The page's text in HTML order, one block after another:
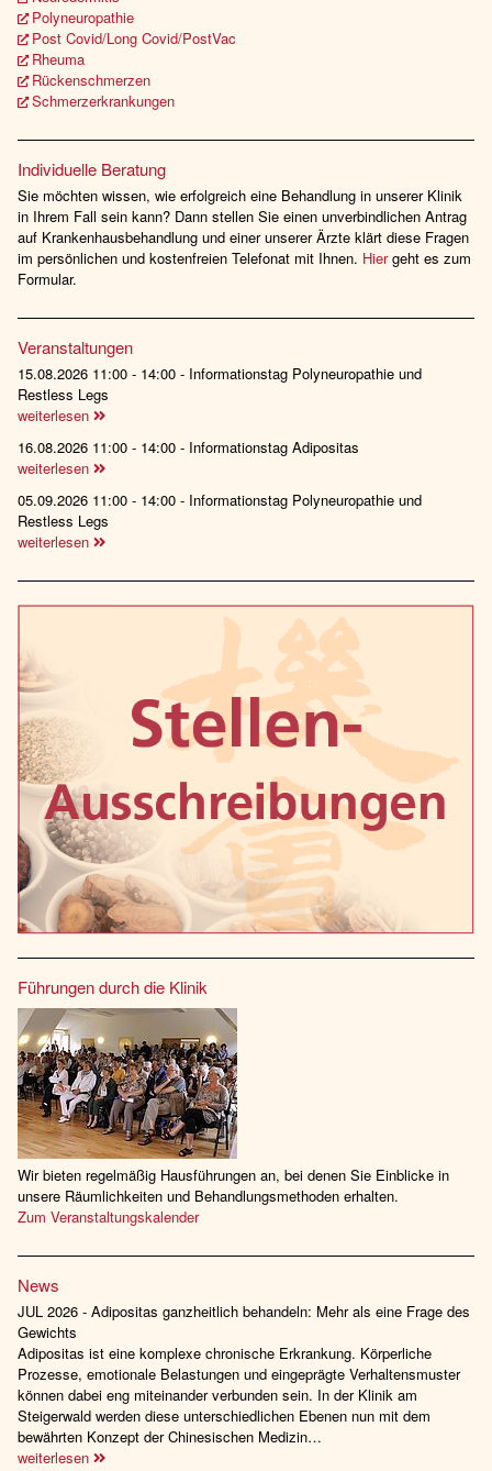
Polyneuropathie
Post Covid/Long Covid/PostVac
Rheuma
Rückenschmerzen
Schmerzerkrankungen
Individuelle Beratung
Sie möchten wissen, wie erfolgreich eine Behandlung in unserer Klinik
in Ihrem Fall sein kann? Dann stellen Sie einen unverbindlichen Antrag
auf Krankenhausbehandlung und einer unserer Ärzte klärt diese Fragen
im persönlichen und kostenfreien Telefonat mit Ihnen. Hiergeht es zum
Formular.
Veranstaltungen
15.08.2026 11:00 - 14:00 - Informationstag Polyneuropathie und
Restless Legs
weiterlesen
16.08.2026 11:00 - 14:00 - Informationstag Adipositas
weiterlesen
05.09.2026 11:00 - 14:00 - Informationstag Polyneuropathie und
Restless Legs
weiterlesen
Führungen durch die Klinik
Wir bieten regelmäßig Hausführungen an, bei denen Sie Einblicke in
unsere Räumlichkeiten und Behandlungsmethoden erhalten.
Zum Veranstaltungskalender
News
JUL 2026 - Adipositas ganzheitlich behandeln: Mehr als eine Frage des
Gewichts
Adipositas ist eine komplexe chronische Erkrankung. Körperliche
Prozesse, emotionale Belastungen und eingeprägte Verhaltensmuster
können dabei eng miteinander verbunden sein. In der Klinik am
Steigerwald werden diese unterschiedlichen Ebenen nun mit dem
bewährten Konzept der Chinesischen Medizin…
weiterlesen